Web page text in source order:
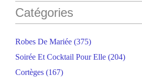
Catégories
Robes De Mariée (375)
Soirée Et Cocktail Pour Elle (204)
Cortèges (167)